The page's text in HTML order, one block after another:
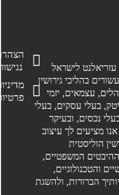
לישראל
מזה 3 עשורים בהליכי גירושין
עצמאים, יזמי
בעלי עסקים, בעלי
נכסים, ובעיקר
אנו מציעים לך עיצוב
הוליסטית
המשפטיים,
והטכנולוגיים,
הברורות, ולהשגת
הצהרת
נגישות
מדיניות
פרטיות